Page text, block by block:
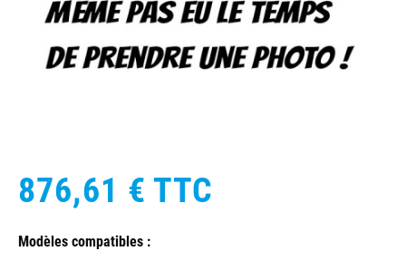
876,61 € TTC
Modèles compatibles :